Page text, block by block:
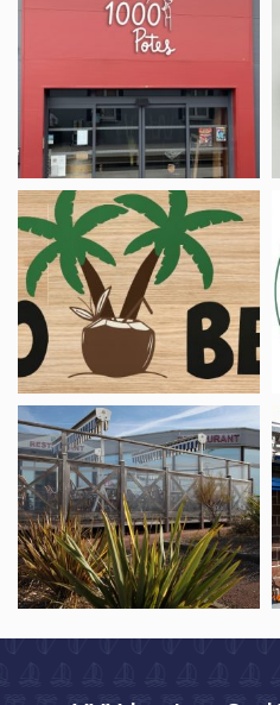
1000
Potes
Restaurant
Coco
beach
Restaurant
Le
Casino
des
Dunes